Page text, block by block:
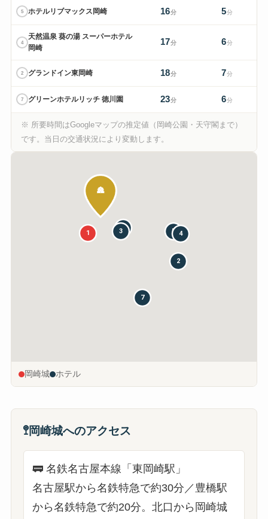
5 ホテルリブマックス岡崎 16分 5分
4
天然温泉 葵の湯 スーパーホテル
岡崎
17分 6分
2 グランドイン東岡崎 18分 7分
7 グリーンホテルリッチ 徳川園 23分 6分
※ 所要時間はGoogleマップの推定値（岡崎公園・天守閣まで）
です。当日の交通状況により変動します。
🏯
1
2
3 4
5
6
7
岡崎城 ホテル
🚏岡崎城へのアクセス
🚃名鉄名古屋本線「東岡崎駅」
名古屋駅から名鉄特急で約30分／豊橋駅
から名鉄特急で約20分。北口から岡崎城